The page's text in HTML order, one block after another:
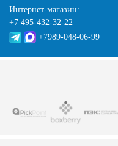
Интернет-магазин:
+7 495-432-32-22
+7989-048-06-99